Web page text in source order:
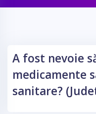
A fost nevoie
medicamente
sanitare?